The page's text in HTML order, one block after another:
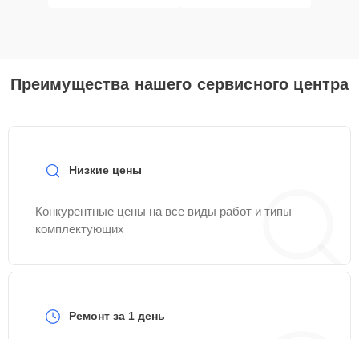
Преимущества нашего сервисного центра
Низкие цены
Конкурентные цены на все виды работ и типы
комплектующих
Ремонт за 1 день